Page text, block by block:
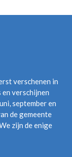
verschenen in
verschijnen
september en
de gemeente
zijn de enige